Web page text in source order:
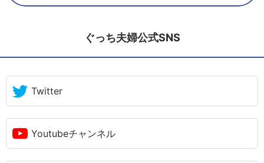
ぐっち夫婦公式SNS
Twitter
Youtubeチャンネル